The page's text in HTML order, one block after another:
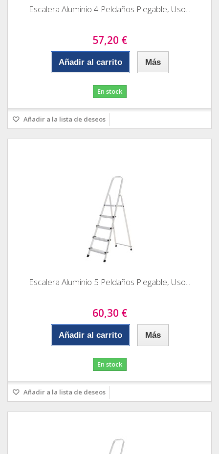
Escalera Aluminio 4 Peldaños Plegable, Uso...
57,20 €
Añadir al carrito Más
En stock
Añadir a la lista de deseos
Escalera Aluminio 5 Peldaños Plegable, Uso...
60,30 €
Añadir al carrito Más
En stock
Añadir a la lista de deseos